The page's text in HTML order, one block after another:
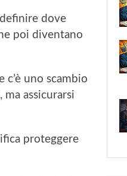
dove
poi diventano
uno scambio
assicurarsi
proteggere